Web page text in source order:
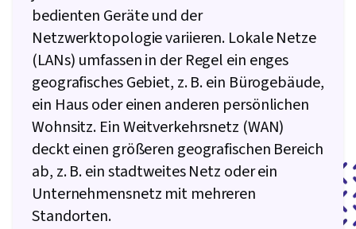
Technische Beratung, Linux-Befehle,
Betriebssysteme, Fernzugriffssysteme,
Benutzerkonten, OS Prozessmanagement,
Dateisysteme, Installation der Software,
Systemüberwachung, Dateiverwaltung,
Microsoft Windows, Linux,
Befehlszeilenschnittstelle,
Benutzerbereitstellung, Linux-Verwaltung,
Identitäts- und Zugangsmanagement, System-
Unterstützung, Technische Unterstützung und
bedienten Geräte und der
Netzwerktopologie variieren. Lokale Netze
(LANs) umfassen in der Regel ein enges
geografisches Gebiet, z. B. ein Bürogebäude,
ein Haus oder einen anderen persönlichen
Wohnsitz. Ein Weitverkehrsnetz (WAN)
deckt einen größeren geografischen Bereich
ab, z. B. ein stadtweites Netz oder ein
Unternehmensnetz mit mehreren
Standorten.